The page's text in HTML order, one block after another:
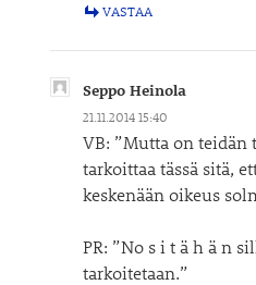
VASTAA
Seppo Heinola
21.11.2014 15:40
VB: ”Mutta on teidän
tarkoittaa tässä sitä,
keskenään oikeus
PR: ”No s i t ä h ä n
tarkoitetaan.”